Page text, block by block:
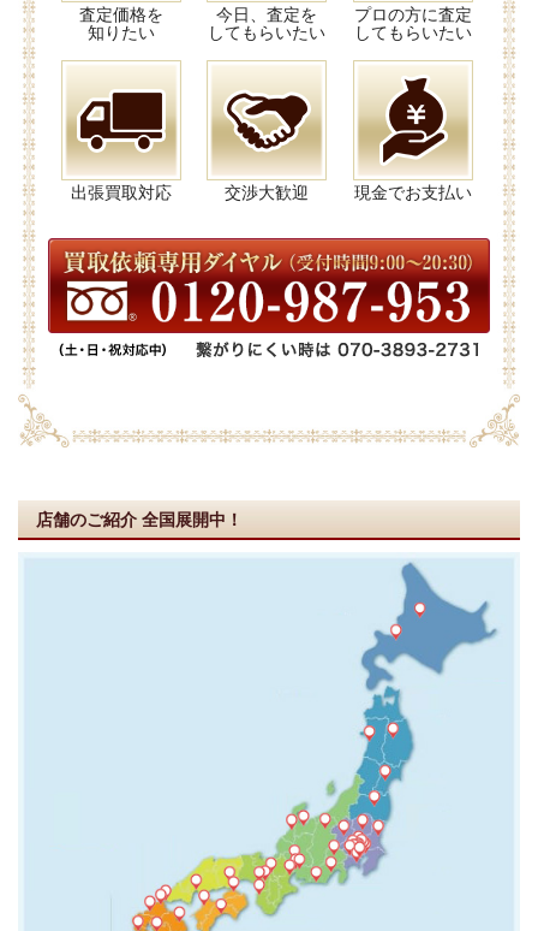
査定価格を
知りたい
今日、査定を
してもらいたい
プロの方に査定
してもらいたい
出張買取対応 交渉大歓迎 現金でお支払い
店舗のご紹介 全国展開中！